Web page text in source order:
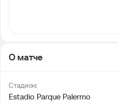
О матче
Стадион:
Estadio Parque Palermo